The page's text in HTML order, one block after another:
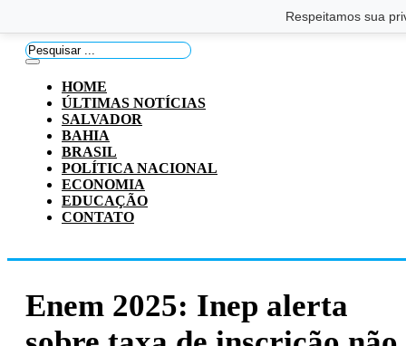
Respeitamos sua
Pesquisar
...
HOME
ÚLTIMAS NOTÍCIAS
SALVADOR
BAHIA
BRASIL
POLÍTICA NACIONAL
ECONOMIA
EDUCAÇÃO
CONTATO
Enem 2025: Inep alerta